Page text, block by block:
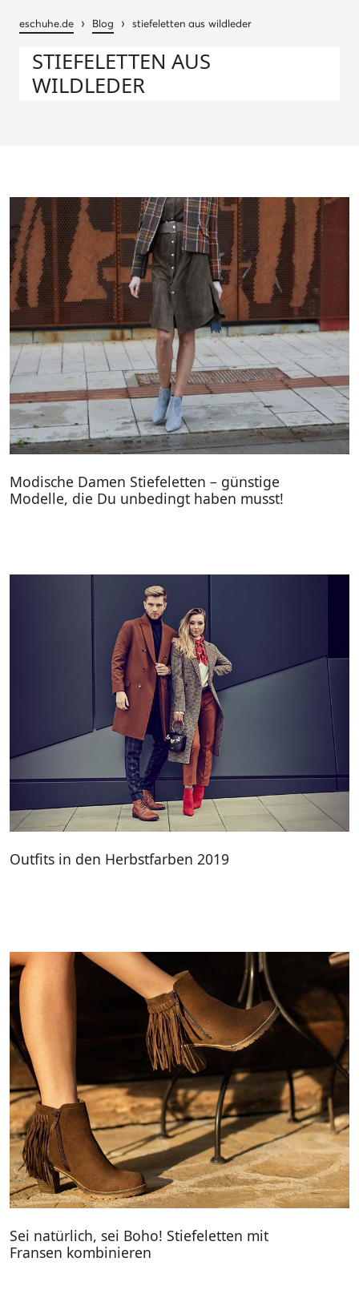
eschuhe.de › Blog › stiefeletten aus wildleder
STIEFELETTEN AUS
WILDLEDER
Modische Damen Stiefeletten – günstige
Modelle, die Du unbedingt haben musst!
Outfits in den Herbstfarben 2019
Sei natürlich, sei Boho! Stiefeletten mit
Fransen kombinieren